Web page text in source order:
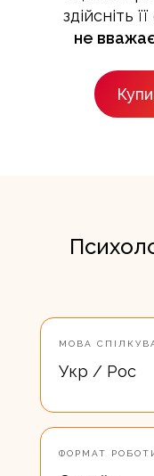
здійсніть
не
МОВА
Укр / Рос
ФОРМАТ